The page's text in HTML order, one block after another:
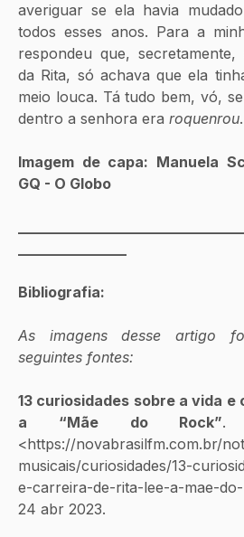
averiguar se ela havia
todos esses anos. Para a
respondeu que,
da Rita, só achava que ela
meio louca. Tá tudo bem, vó,
dentro a senhora era roquenrou.
Imagem de capa: Manuela
GQ - O Globo
Bibliografia:
As imagens desse artigo
seguintes fontes:
13 curiosidades sobre a vida e
a “Mãe do Rock”.
<https://novabrasilfm.com.br/
musicais/curiosidades/13-
e-carreira-de-rita-lee-a-mae-
24 abr 2023.